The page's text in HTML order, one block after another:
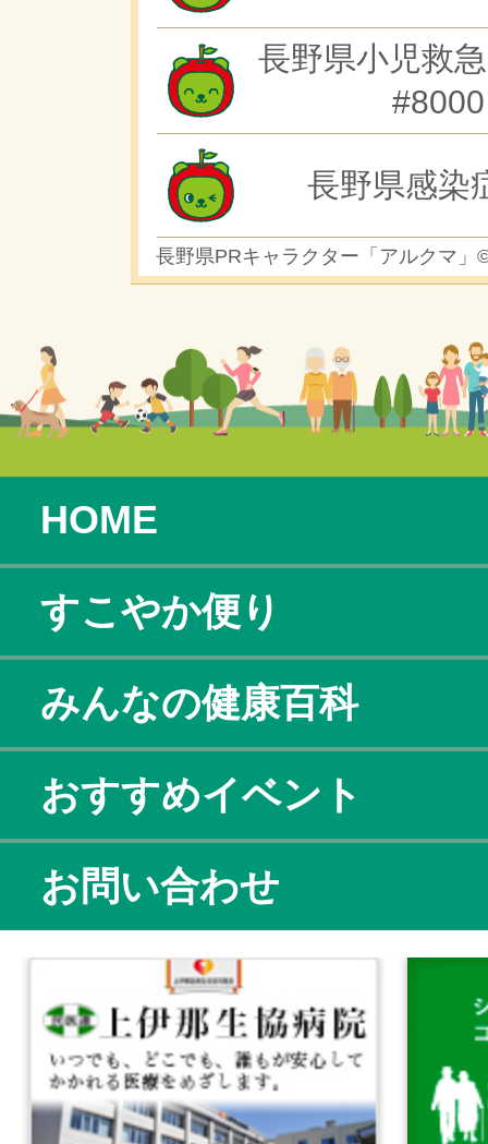
長野県小児救
#8000
長野県感染
長野県PRキャラクター「アルクマ」
HOME
すこやか便り
みんなの健康百科
おすすめイベント
お問い合わせ